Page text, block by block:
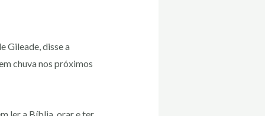
Gileade, disse a
chuva nos próximos
ler a Bíblia, orar e ter